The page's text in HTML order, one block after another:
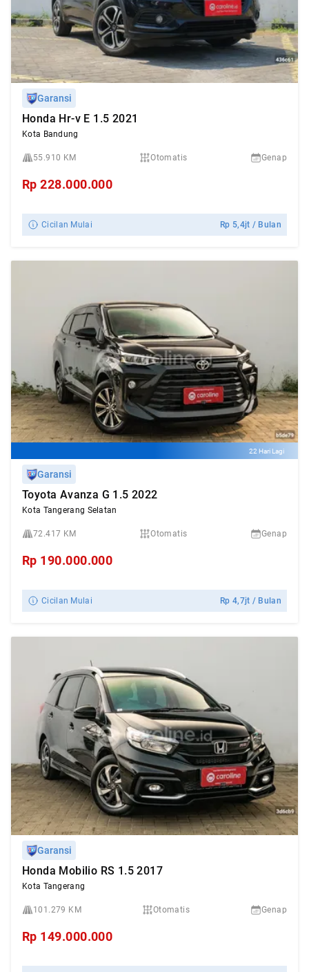
Garansi
Honda Hr-v E 1.5 2021
Kota Bandung
55.910 KM Otomatis Genap
Rp228.000.000
Cicilan Mulai Rp 5,4jt / Bulan
22 Hari Lagi
Garansi
Toyota Avanza G 1.5 2022
Kota Tangerang Selatan
72.417 KM Otomatis Genap
Rp 190.000.000
Cicilan Mulai Rp4,7jt / Bulan
Garansi
Honda Mobilio RS 1.5 2017
Kota Tangerang
101.279 KM Otomatis Genap
Rp 149.000.000